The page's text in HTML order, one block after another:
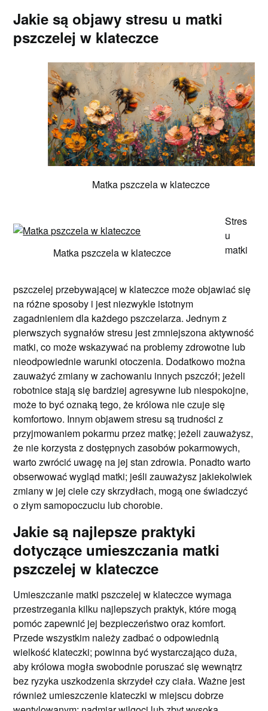
Jakie są objawy stresu u matki
pszczelej w klateczce
Matka pszczela w klateczce
Matka pszczela w klateczce
Stres
u
matki
pszczelej przebywającej w klateczce może objawiać się
na różne sposoby i jest niezwykle istotnym
zagadnieniem dla każdego pszczelarza. Jednym z
pierwszych sygnałów stresu jest zmniejszona aktywność
matki, co może wskazywać na problemy zdrowotne lub
nieodpowiednie warunki otoczenia. Dodatkowo można
zauważyć zmiany w zachowaniu innych pszczół; jeżeli
robotnice stają się bardziej agresywne lub niespokojne,
może to być oznaką tego, że królowa nie czuje się
komfortowo. Innym objawem stresu są trudności z
przyjmowaniem pokarmu przez matkę; jeżeli zauważysz,
że nie korzysta z dostępnych zasobów pokarmowych,
warto zwrócić uwagę na jej stan zdrowia. Ponadto warto
obserwować wygląd matki; jeśli zauważysz jakiekolwiek
zmiany w jej ciele czy skrzydłach, mogą one świadczyć
o złym samopoczuciu lub chorobie.
Jakie są najlepsze praktyki
dotyczące umieszczania matki
pszczelej w klateczce
Umieszczanie matki pszczelej w klateczce wymaga
przestrzegania kilku najlepszych praktyk, które mogą
pomóc zapewnić jej bezpieczeństwo oraz komfort.
Przede wszystkim należy zadbać o odpowiednią
wielkość klateczki; powinna być wystarczająco duża,
aby królowa mogła swobodnie poruszać się wewnątrz
bez ryzyka uszkodzenia skrzydeł czy ciała. Ważne jest
również umieszczenie klateczki w miejscu dobrze